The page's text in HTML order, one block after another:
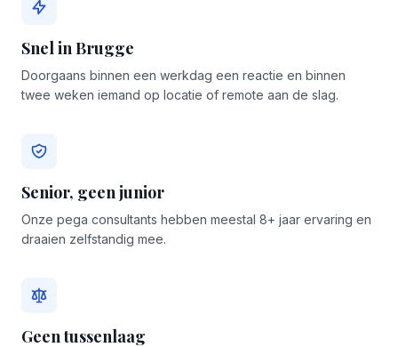
Snel in Brugge
Doorgaans binnen een werkdag een reactie en binnen
twee weken iemand op locatie of remote aan de slag.
Senior, geen junior
Onze pega consultants hebben meestal 8+ jaar ervaring en
draaien zelfstandig mee.
Geen tussenlaag